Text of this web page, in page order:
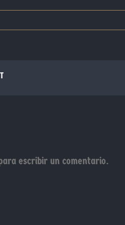
escribir un comentario.